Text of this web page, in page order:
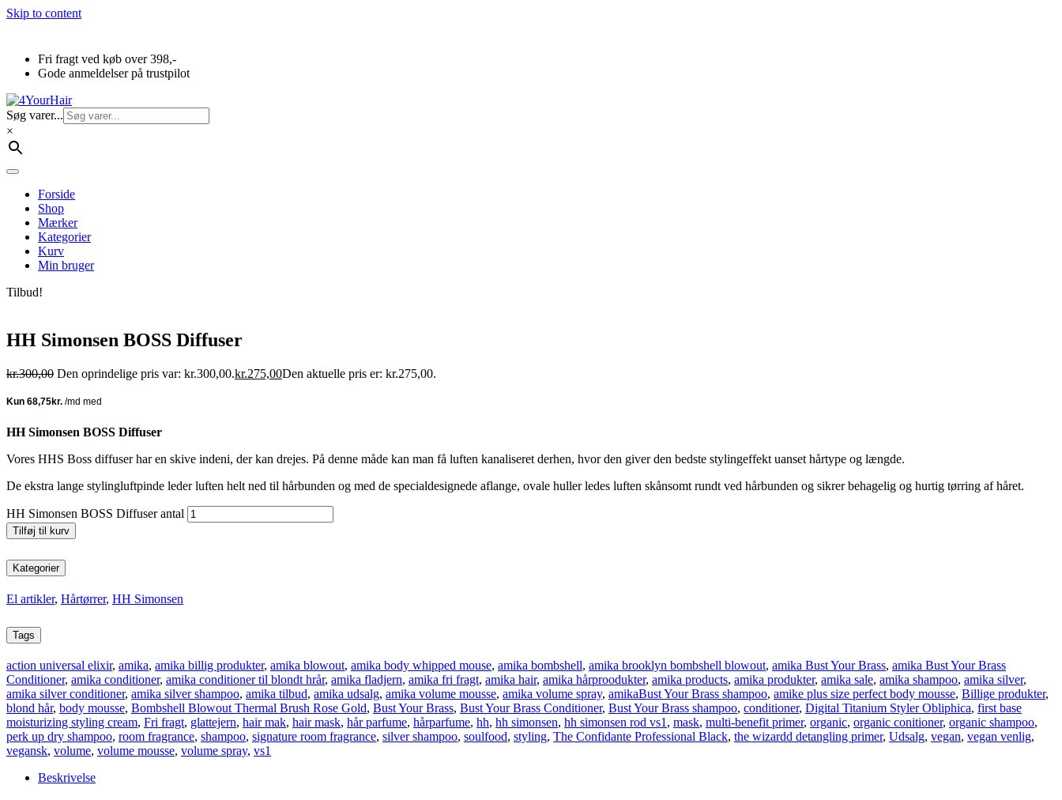
Skip to content
Fri fragt ved køb over 398,-
Gode anmeldelser på trustpilot
Søg varer...
×
Forside
Shop
Mærker
Kategorier
Kurv
Min bruger
Tilbud!
HH Simonsen BOSS Diffuser
kr.300,00 Den oprindelige pris var: kr.300,00.kr.275,00Den aktuelle pris er: kr.275,00.
HH Simonsen BOSS Diffuser
Vores HHS Boss diffuser har en skive indeni, der kan drejes. På denne måde kan man få luften kanaliseret derhen, hvor den giver den bedste stylingeffekt uanset hårtype og længde.
De ekstra lange stylingluftpinde leder luften helt ned til hårbunden og med de specialdesignede aflange, ovale huller ledes luften skånsomt rundt ved hårbunden og sikrer behagelig og hurtig tørring af håret.
HH Simonsen BOSS Diffuser antal
Tilføj til kurv
Kategorier
El artikler, Hårtørrer, HH Simonsen
Tags
action universal elixir, amika, amika billig produkter, amika blowout, amika body whipped mouse, amika bombshell, amika brooklyn bombshell blowout, amika Bust Your Brass, amika Bust Your Brass
Conditioner, amika conditioner, amika conditioner til blondt hrår, amika fladjern, amika fri fragt, amika hair, amika hårproodukter, amika products, amika produkter, amika sale, amika shampoo, amika silver,
amika silver conditioner, amika silver shampoo, amika tilbud, amika udsalg, amika volume mousse, amika volume spray, amikaBust Your Brass shampoo, amike plus size perfect body mousse, Billige produkter,
blond hår, body mousse, Bombshell Blowout Thermal Brush Rose Gold, Bust Your Brass, Bust Your Brass Conditioner, Bust Your Brass shampoo, conditioner, Digital Titanium Styler Obliphica, first base
moisturizing styling cream, Fri fragt, glattejern, hair mak, hair mask, hår parfume, hårparfume, hh, hh simonsen, hh simonsen rod vs1, mask, multi-benefit primer, organic, organic conitioner, organic shampoo,
perk up dry shampoo, room fragrance, shampoo, signature room fragrance, silver shampoo, soulfood, styling, The Confidante Professional Black, the wizardd detangling primer, Udsalg, vegan, vegan venlig,
vegansk, volume, volume mousse, volume spray, vs1
Beskrivelse